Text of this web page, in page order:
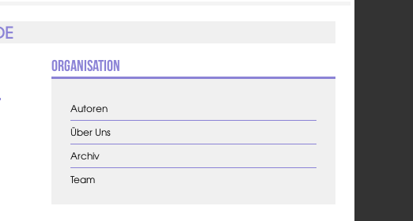
Organisation
Autoren
Über Uns
Archiv
Team